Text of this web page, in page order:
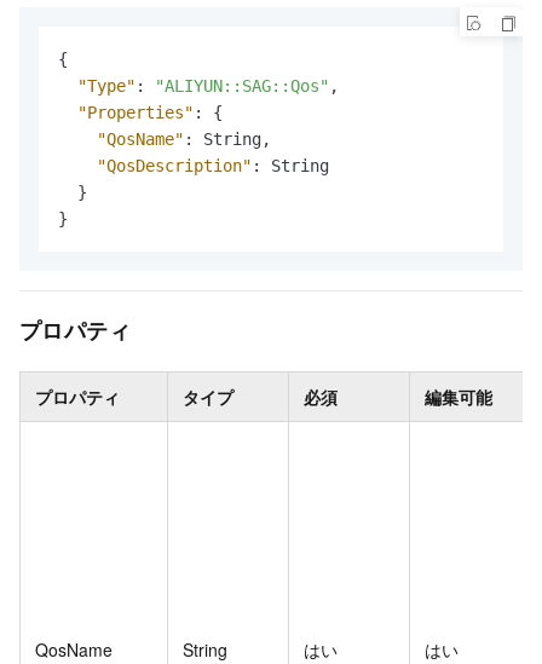
{
"Type" : "ALIYUN::SAG::Qos" ,
"Properties" :
{
"QosName" : String,
"QosDescription" :
String
}
}
プロパティ
プロパティ タイプ 必須 編集可能
QosName String はい はい